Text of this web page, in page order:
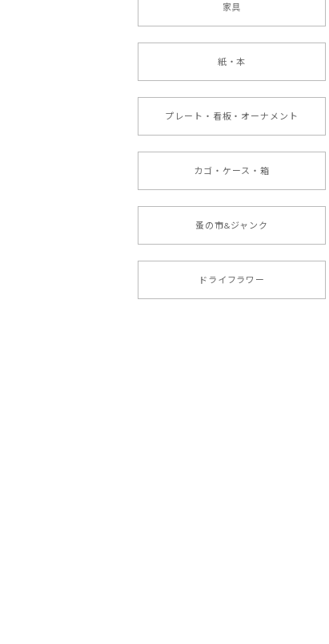
家具
紙・本
プレート・看板・オーナメント
カゴ・ケース・箱
蚤の市&ジャンク
ドライフラワー